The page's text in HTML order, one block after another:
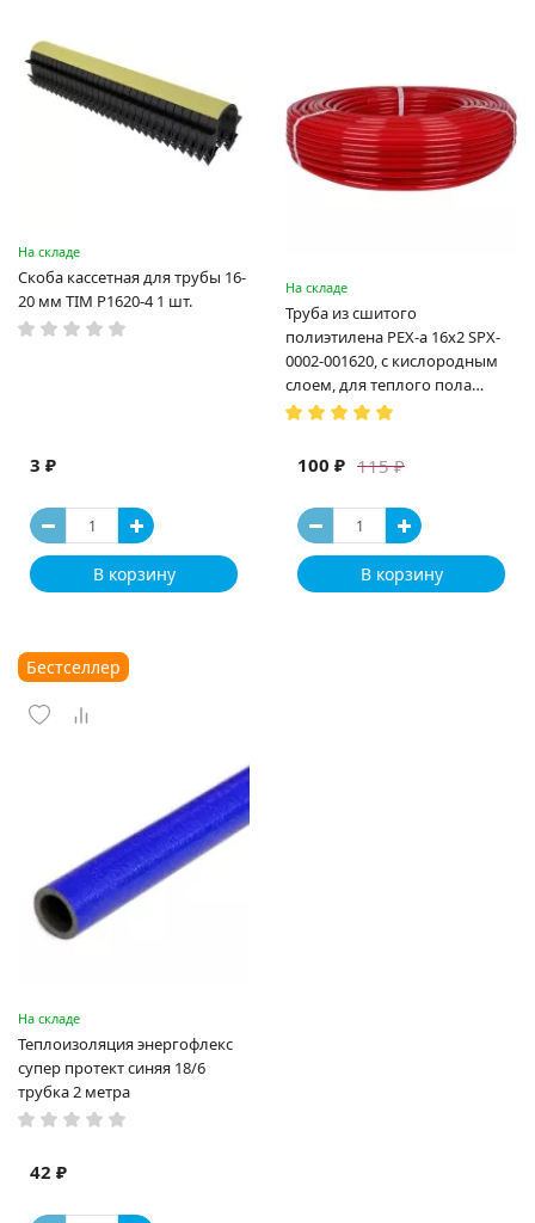
На складе
Скоба кассетная для трубы 16-
20 мм TIM P1620-4 1 шт.
3 ₽
В корзину
На складе
Труба из сшитого
полиэтилена PEX-a 16х2 SPX-
0002-001620, с кислородным
слоем, для теплого пола
(Испания)
115 ₽
100 ₽
В корзину
Бестселлер
На складе
Теплоизоляция энергофлекс
супер протект синяя 18/6
трубка 2 метра
42 ₽